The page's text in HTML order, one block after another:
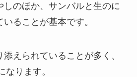
しのほか、 サンバルと 生のに
ることが基本です。
えられていることが多く、
なります。